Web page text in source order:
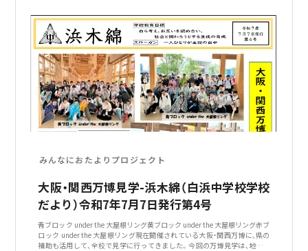
みんなにおたよりプロジェクト
大阪・関西万博見学-浜木綿（白浜中学校学校
だより）令和7年7月7日発行第4号
青ブロック under the 大屋根リング黄ブロック under the 大屋根リング赤ブ
ロック under the 大屋根リング現在開催されている大阪・関西万博に、県の
補助も活用して、全校で見学に行ってきました。今回の万博見学は、地元の